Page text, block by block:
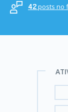
42posts no